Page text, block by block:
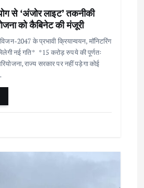
से ‘अंजोर लाइट’ तकनीकी
को कैबिनेट की मंजूरी
2047 के प्रभावी क्रियान्वयन, मॉनिटरिंग
नई गति* *15 करोड़ रुपये की पूर्णतः
राज्य सरकार पर नहीं पड़ेगा कोई